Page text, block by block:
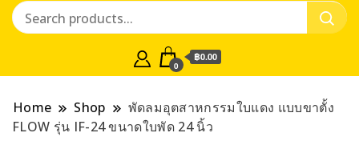
0
฿0.00
Home Shop
พัดลมอุตสาหกรรมใบแดง แบบขาตั้ง
FLOW รุ่น IF-24 ขนาดใบพัด 24 นิ้ว